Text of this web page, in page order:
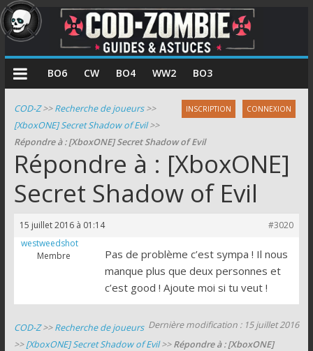
COD
Zombie
Guides
et
astuces
pour
le
zombie
de
Duty
BO6 CW BO4 WW2 BO3
INSCRIPTION CONNEXION
COD-Z>>Recherche de joueurs>>
[XboxONE] Secret Shadow of Evil>>
Répondre à : [XboxONE] Secret Shadow of Evil
Répondre à : [XboxONE]
Secret Shadow of Evil
15 juillet 2016 à 01:14
#3020
westweedshot
Membre
Pas de problème c’est sympa ! Il nous
manque plus que deux personnes et
c’est good ! Ajoute moi si tu veut !
Dernière modification : 15 juillet 2016
COD-Z>>Recherche de joueurs
>>[XboxONE] Secret Shadow of Evil>>Répondre à : [XboxONE]